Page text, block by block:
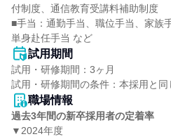
付制度、通信教育受講料補助制度
■手当：通勤手当、職位手当、家族
単身赴任手当 など
試用期間
試用・研修期間：3ヶ月
職場情報
過去3年間の新卒採用者の定着率
▼2024年度